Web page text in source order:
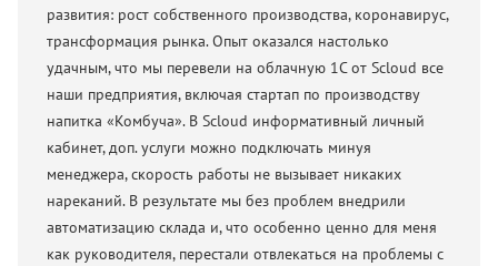
развития: рост собственного производства, коронавирус,
трансформация рынка. Опыт оказался настолько
удачным, что мы перевели на облачную 1С от Scloud все
наши предприятия, включая стартап по производству
напитка «Комбуча». В Scloud информативный личный
кабинет, доп. услуги можно подключать минуя
менеджера, скорость работы не вызывает никаких
нареканий. В результате мы без проблем внедрили
автоматизацию склада и, что особенно ценно для меня
как руководителя, перестали отвлекаться на проблемы с